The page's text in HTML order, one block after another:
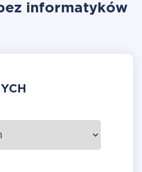
informatyków